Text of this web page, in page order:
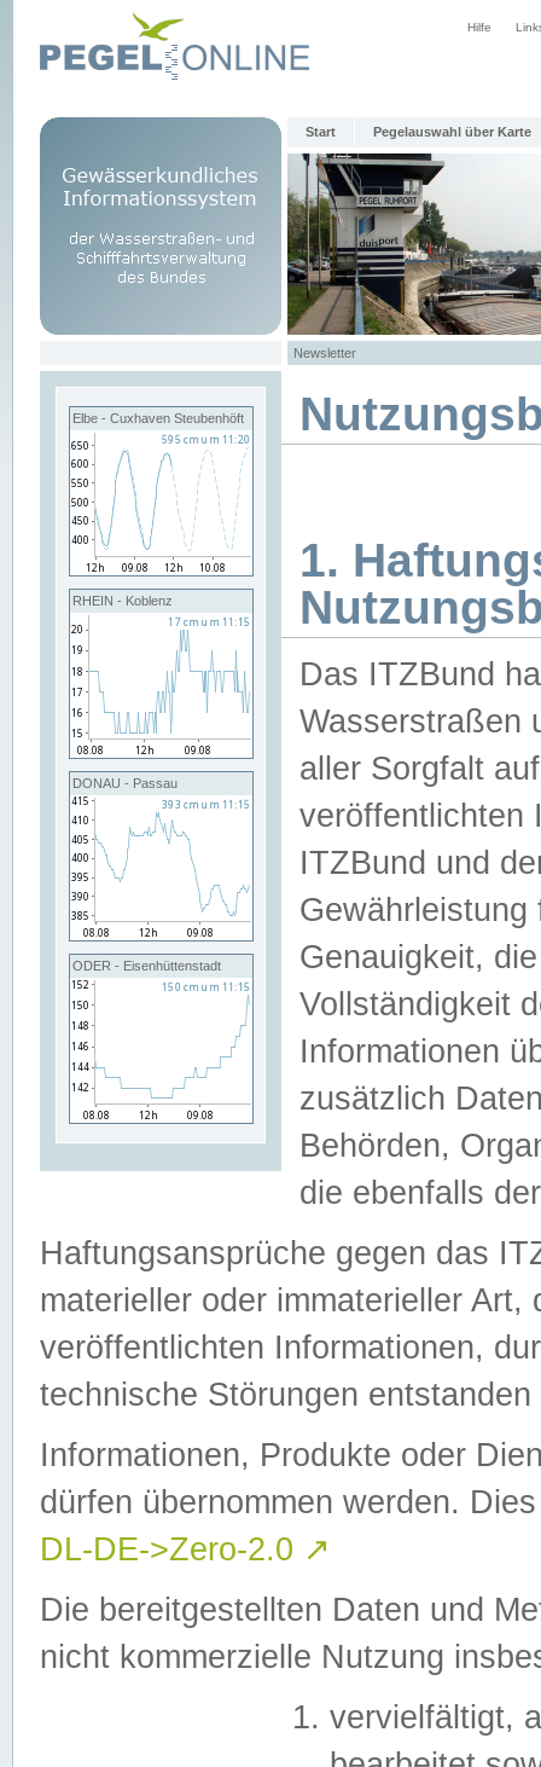
Hilfe
Start Pegelauswahl über Karte
Newsletter
Elbe - Cuxhaven Steubenhöft
RHEIN - Koblenz
DONAU - Passau
ODER - Eisenhüttenstadt
1.
Das ITZBund
Wasserstraßen
aller Sorgfalt
veröffentlichten
ITZBund und
Genauigkeit,
Vollständigkeit
Informationen
zusätzlich
Behörden,
die ebenfalls
Haftungsansprüche gegen das
materieller oder immaterieller
veröffentlichten Informationen,
technische Störungen
Informationen, Produkte oder
dürfen übernommen werden.
DL-DE->Zero-2.0 ↗
Die bereitgestellten Daten und
nicht kommerzielle Nutzung
vervielfältigt,